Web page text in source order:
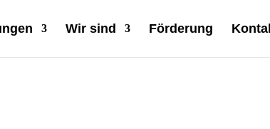
Wir sind Förderung